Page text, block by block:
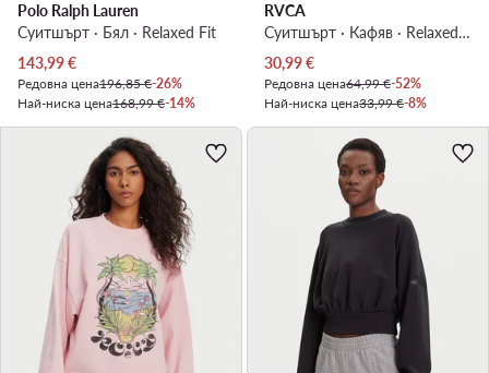
Polo Ralph Lauren
Суитшърт · Бял · Relaxed Fit
Актуална цена
143,99€
Редовна цена196,85 €-26%
Най-ниска цена168,99 €-14%
RVCA
Суитшърт · Кафяв · Relaxed Fit
Актуална цена
30,99€
Редовна цена64,99 €-52%
Най-ниска цена33,99 €-8%